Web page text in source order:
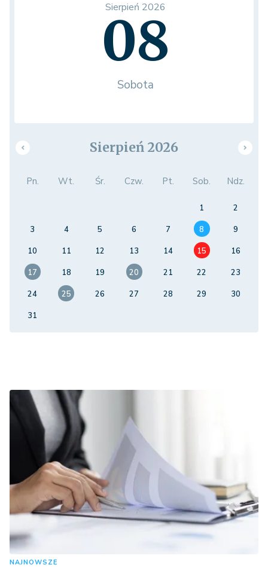
Sierpień 2026
08
Sobota
Sierpień 2026
Pn. Wt. Śr. Czw. Pt. Sob. Ndz.
1
2
3
4 5 6 7 8
9
10
11 12 13 14 15
16
17
18 19 20 21 22
23
24
25 26 27 28 29
30
31
NAJNOWSZE